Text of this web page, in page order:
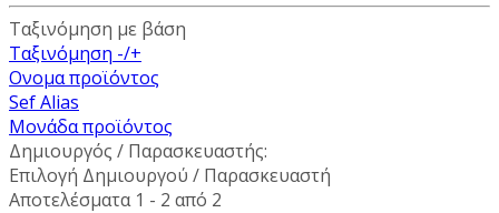
Ταξινόμηση με βάση
Ταξινόμηση -/+
Ονομα προϊόντος
Sef Alias
Μονάδα προϊόντος
Δημιουργός / Παρασκευαστής:
Επιλογή Δημιουργού / Παρασκευαστή
Αποτελέσματα 1 - 2 από 2